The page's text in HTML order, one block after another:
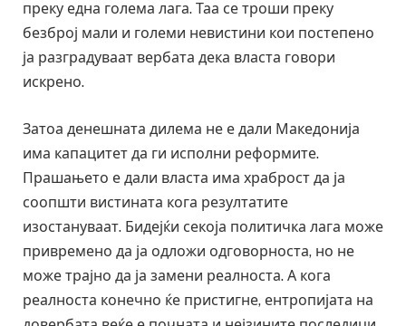
преку една голема лага. Таа се троши преку
безброј мали и големи невистини кои постепено
ја разградуваат вербата дека власта говори
искрено.
Затоа денешната дилема не е дали Македонија
има капацитет да ги исполни реформите.
Прашањето е дали власта има храброст да ја
соопшти вистината кога резултатите
изостануваат. Бидејќи секоја политичка лага може
привремено да ја одложи одговорноста, но не
може трајно да ја замени реалноста. А кога
реалноста конечно ќе пристигне, ентропијата на